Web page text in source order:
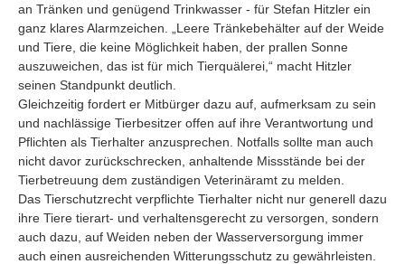
an Tränken und genügend Trinkwasser - für Stefan Hitzler ein
ganz klares Alarmzeichen. „Leere Tränkebehälter auf der Weide
und Tiere, die keine Möglichkeit haben, der prallen Sonne
auszuweichen, das ist für mich Tierquälerei,“ macht Hitzler
seinen Standpunkt deutlich.
Gleichzeitig fordert er Mitbürger dazu auf, aufmerksam zu sein
und nachlässige Tierbesitzer offen auf ihre Verantwortung und
Pflichten als Tierhalter anzusprechen. Notfalls sollte man auch
nicht davor zurückschrecken, anhaltende Missstände bei der
Tierbetreuung dem zuständigen Veterinäramt zu melden.
Das Tierschutzrecht verpflichte Tierhalter nicht nur generell dazu
ihre Tiere tierart- und verhaltensgerecht zu versorgen, sondern
auch dazu, auf Weiden neben der Wasserversorgung immer
auch einen ausreichenden Witterungsschutz zu gewährleisten.